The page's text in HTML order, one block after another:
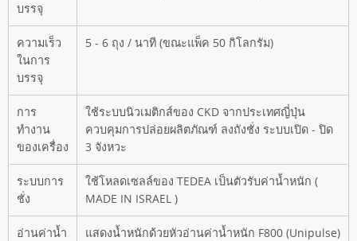
บรรจุ
ความเร็ว
ในการ
บรรจุ
5 - 6 ถุง / นาที (ขณะแพ็ค 50 กิโลกรัม)
การ
ทำงาน
ของเครื่อง
ใช้ระบบนิวเมติกส์ของ CKD จากประเทศญี่ปุ่น
ควบคุมการปล่อยผลิตภัณฑ์ ลงถังชั่ง ระบบเปิด - ปิด
3 จังหวะ
ระบบการ
ชั่ง
ใช้โหลดเซลล์ของ TEDEA เป็นตัวรับค่าน้ำหนัก (
MADE IN ISRAEL )
อ่านค่าน้ำ
แสดงน้ำหนักด้วยหัวอ่านค่าน้ำหนัก F800 (Unipulse)